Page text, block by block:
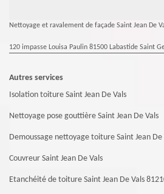
Nettoyage et ravalement de façade Saint Jean De
120 impasse Louisa Paulin 81500 Labastide Saint
Autres services
Isolation toiture Saint Jean De Vals
Nettoyage pose gouttière Saint Jean De Vals
Demoussage nettoyage toiture Saint Jean De
Couvreur Saint Jean De Vals
Etanchéité de toiture Saint Jean De Vals